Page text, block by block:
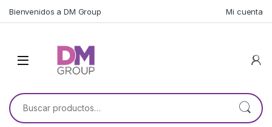
Bienvenidos a DM Group Mi cuenta
Buscar por: